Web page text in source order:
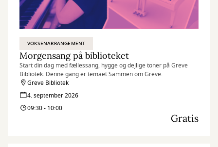
VOKSENARRANGEMENT
Morgensang på biblioteket
Start din dag med fællessang, hygge og dejlige toner på Greve
Bibliotek. Denne gang er temaet Sammen om Greve.
Greve Bibliotek
4. september 2026
09:30 - 10:00
Gratis